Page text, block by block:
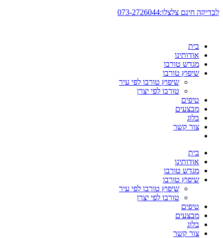
דלג
לבדיקה חינם צלצלו:073-2726044
בית
אודותינו
מגדש טורבו
שיפוץ טורבו
שיפוץ טורבו לפי עיר
טורבו לפי יצרן
טיפים
מבצעים
בלוג
צור קשר
בית
אודותינו
מגדש טורבו
שיפוץ טורבו
שיפוץ טורבו לפי עיר
טורבו לפי יצרן
טיפים
מבצעים
בלוג
צור קשר